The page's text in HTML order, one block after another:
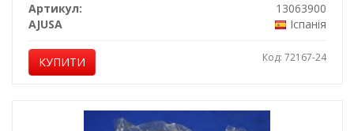
Артикул:
13063900
AJUSA
Іспанія
КУПИТИ Код: 72167-24